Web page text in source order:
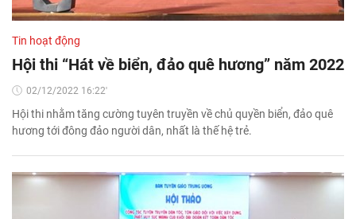
Tin hoạt động
Hội thi “Hát về biển, đảo quê hương” năm 2022
02/12/2022 16:22'
Hội thi nhằm tăng cường tuyên truyền về chủ quyền biển, đảo quê
hương tới đông đảo người dân, nhất là thế hệ trẻ.